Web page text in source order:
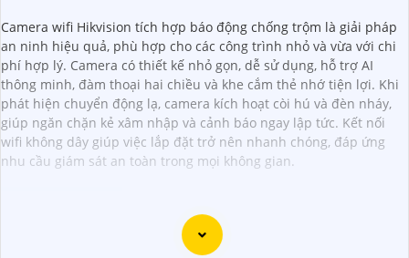
Camera wifi Hikvision tích hợp báo động chống trộm là giải pháp
an ninh hiệu quả, phù hợp cho các công trình nhỏ và vừa với chi
phí hợp lý. Camera có thiết kế nhỏ gọn, dễ sử dụng, hỗ trợ AI
thông minh, đàm thoại hai chiều và khe cắm thẻ nhớ tiện lợi. Khi
phát hiện chuyển động lạ, camera kích hoạt còi hú và đèn nháy,
giúp ngăn chặn kẻ xâm nhập và cảnh báo ngay lập tức. Kết nối
wifi không dây giúp việc lắp đặt trở nên nhanh chóng, đáp ứng
nhu cầu giám sát an toàn trong mọi không gian.